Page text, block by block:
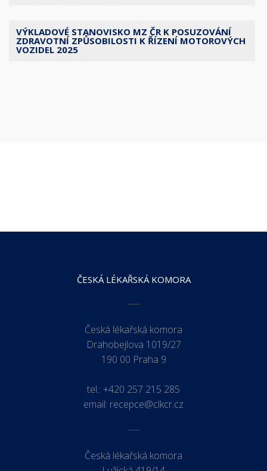
VÝKLADOVÉ STANOVISKO MZ ČR K POSUZOVÁNÍ
ZDRAVOTNÍ ZPŮSOBILOSTI K ŘÍZENÍ MOTOROVÝCH
VOZIDEL 2025
ČESKÁ LÉKAŘSKÁ KOMORA
Česká lékařská komora
Drahobejlova 1019/27
190 00 Praha 9
tel.: +420 257 215 285
email: recepce@clkcr.cz
Česká lékařská komora